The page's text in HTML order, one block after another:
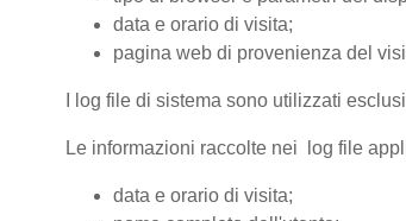
data e orario di visita;
pagina web di provenienza del
I log file di sistema sono utilizzati
Le informazioni raccolte nei log file
data e orario di visita;